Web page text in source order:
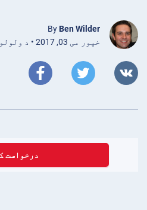
By Ben Wilder
خپور می 03, 2017 • د ولولو لپاره 4 دقیقې
درخواست